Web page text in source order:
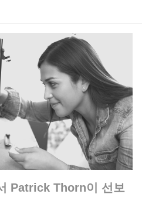
Patrick Thorn이 선보